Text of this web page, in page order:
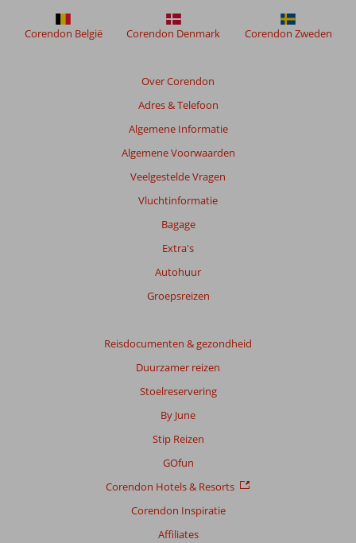
om
de
Over Corendon
Adres & Telefoon
Algemene Informatie
Algemene Voorwaarden
Veelgestelde Vragen
Vluchtinformatie
Bagage
Extra's
Autohuur
Groepsreizen
Reisdocumenten & gezondheid
Duurzamer reizen
Stoelreservering
By June
Stip Reizen
GOfun
Corendon Hotels & Resorts
Corendon Inspiratie
Affiliates
Corendon België Corendon Denmark Corendon Zweden